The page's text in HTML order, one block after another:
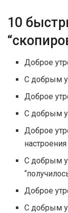
10
Доброе
С добрым
Доброе
С добрым
Доброе
настроения
С добрым
Доброе
С добрым